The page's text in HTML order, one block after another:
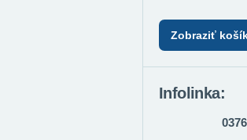
Zobraziť
Infolinka: